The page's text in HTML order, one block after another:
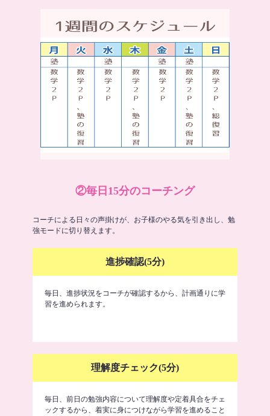
②毎日15分のコーチング
コーチによる日々の声掛けが、お子様のやる気を引き出し、勉
強モードに切り替えます。
進捗確認(5分)
毎日、進捗状況をコーチが確認するから、計画通りに学
習を進められます。
理解度チェック(5分)
毎日、前日の勉強内容について理解度や定着具合をチェ
ックするから、着実に身につけながら学習を進めること